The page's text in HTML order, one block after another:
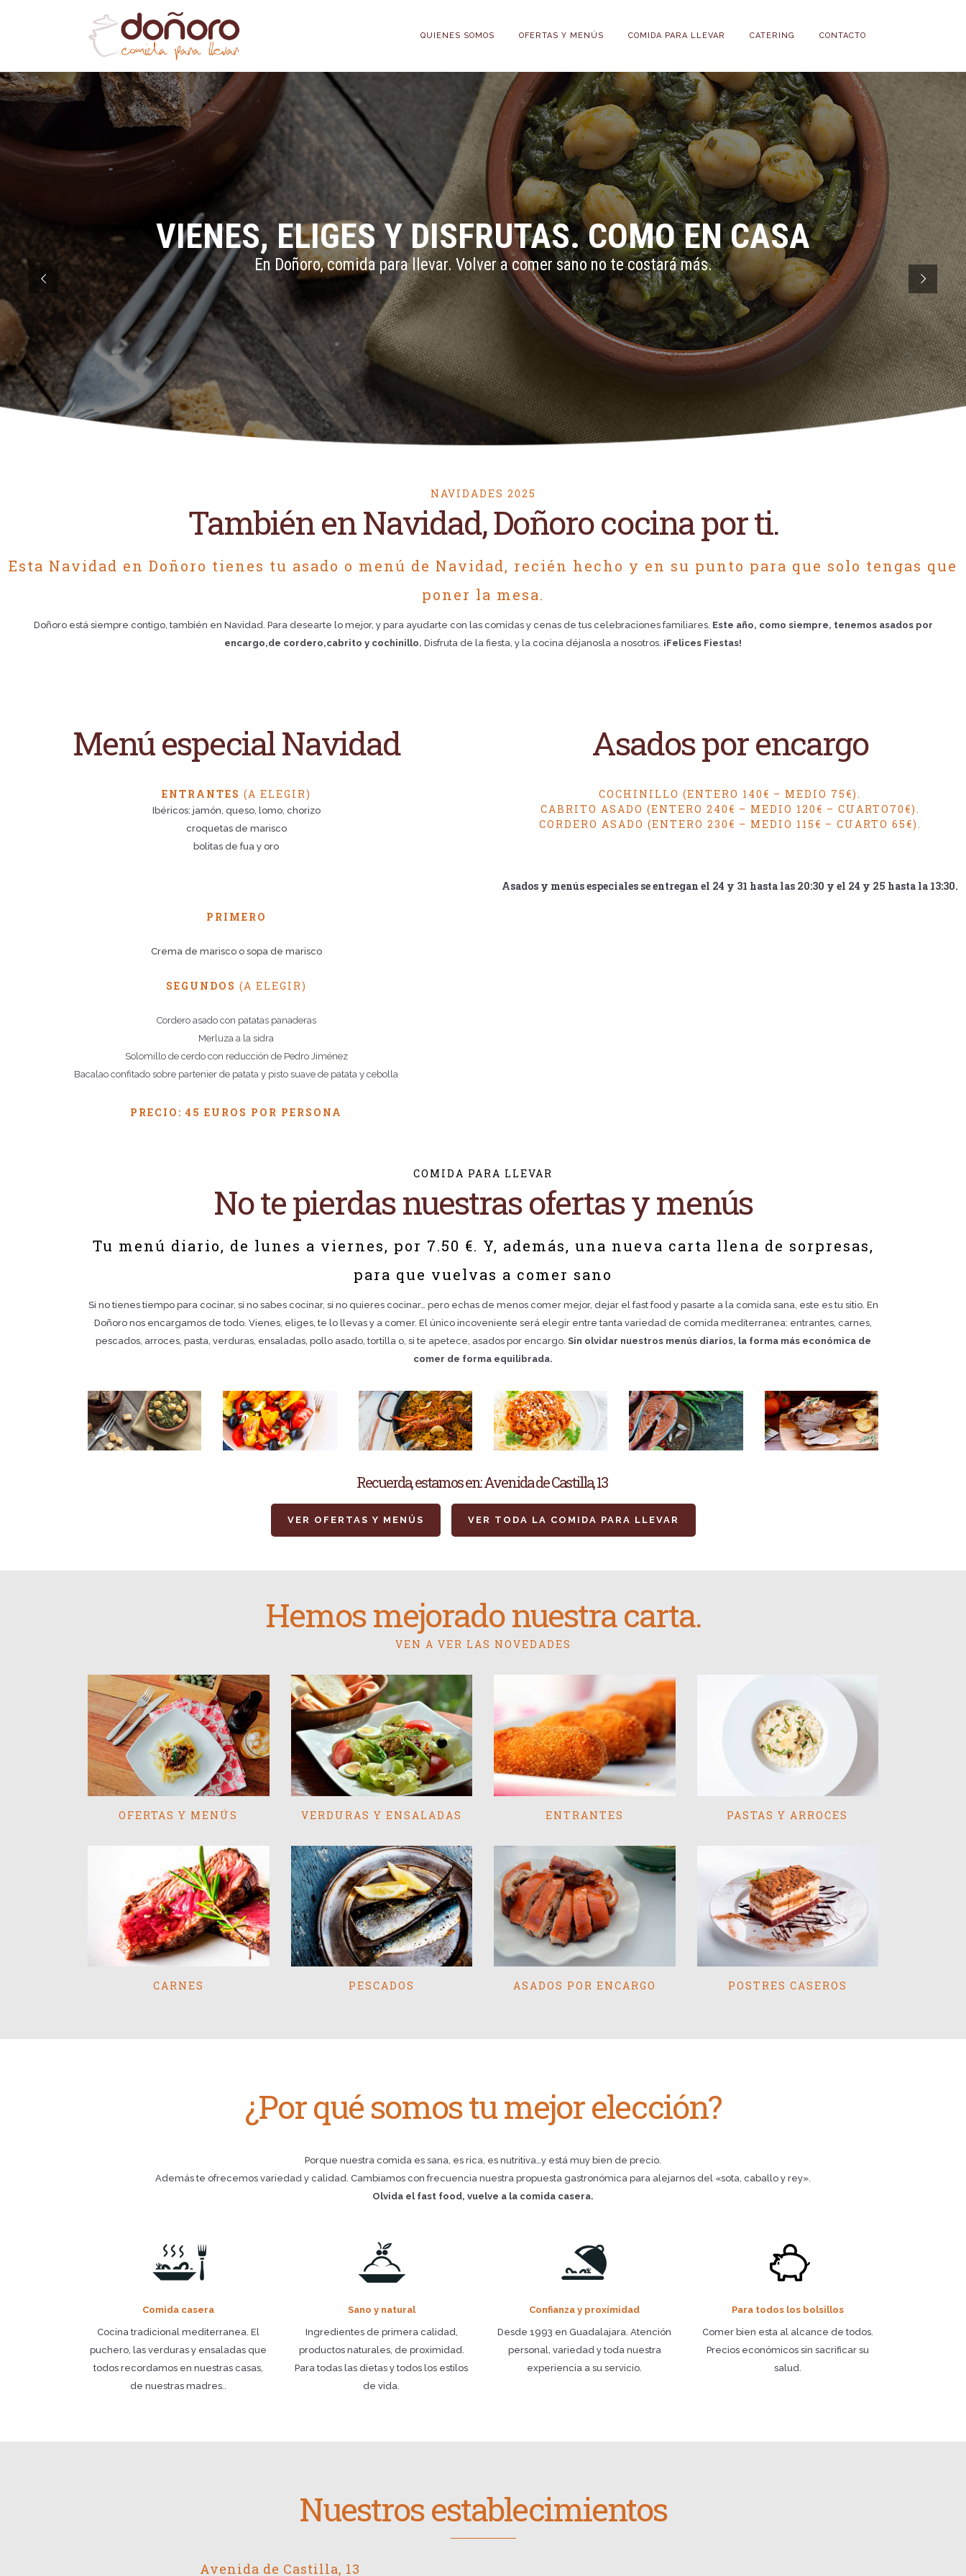
QUIENES SOMOS OFERTAS Y MENÚS COMIDA PARA LLEVAR CATERING CONTACTO
VIENES, ELIGES Y DISFRUTAS. COMO EN CASA
En Doñoro, comida para llevar. Volver a comer sano no te costará más.
NAVIDADES 2025
También en Navidad, Doñoro cocina por ti.
Esta Navidad en Doñoro tienes tu asado o menú de Navidad, recién hecho y en su punto para que solo tengas que
poner la mesa.
Doñoro está siempre contigo, también en Navidad. Para desearte lo mejor, y para ayudarte con las comidas y cenas de tus celebraciones familiares. Este año, como siempre, tenemos asados por
encargo,de cordero,cabrito y cochinillo. Disfruta de la fiesta, y la cocina déjanosla a nosotros. ¡Felices Fiestas!
Menú especial Navidad
ENTRANTES (A ELEGIR)
Ibéricos: jamón, queso, lomo, chorizo
croquetas de marisco
bolitas de fua y oro
PRIMERO
Crema de marisco o sopa de marisco
SEGUNDOS (A ELEGIR)
Cordero asado con patatas panaderas
Merluza a la sidra
Solomillo de cerdo con reducción de Pedro Jiménez
Bacalao confitado sobre partenier de patata y pisto suave de patata y cebolla
PRECIO: 45 EUROS POR PERSONA
Asados por encargo
COCHINILLO (ENTERO 140€ – MEDIO 75€).
CABRITO ASADO (ENTERO 240€ – MEDIO 120€ – CUARTO70€).
CORDERO ASADO (ENTERO 230€ – MEDIO 115€ – CUARTO 65€).
Asados y menús especiales se entregan el 24 y 31 hasta las 20:30 y el 24 y 25 hasta la 13:30.
COMIDA PARA LLEVAR
No te pierdas nuestras ofertas y menús
Tu menú diario, de lunes a viernes, por 7.50 €. Y, además, una nueva carta llena de sorpresas,
para que vuelvas a comer sano
Si no tienes tiempo para cocinar, si no sabes cocinar, si no quieres cocinar… pero echas de menos comer mejor, dejar el fast food y pasarte a la comida sana, este es tu sitio. En
Doñoro nos encargamos de todo. Vienes, eliges, te lo llevas y a comer. El único incoveniente será elegir entre tanta variedad de comida mediterranea: entrantes, carnes,
pescados, arroces, pasta, verduras, ensaladas, pollo asado, tortilla o, si te apetece, asados por encargo. Sin olvidar nuestros menús diarios, la forma más económica de
comer de forma equilibrada.
Recuerda, estamos en:Avenida de Castilla, 13
VER OFERTAS Y MENÚS VER TODA LA COMIDA PARA LLEVAR
Hemos mejorado nuestra carta.
VEN A VER LAS NOVEDADES
OFERTAS Y MENÚS VERDURAS Y ENSALADAS ENTRANTES PASTAS Y ARROCES
CARNES PESCADOS ASADOS POR ENCARGO POSTRES CASEROS
¿Por qué somos tu mejor elección?
Porque nuestra comida es sana, es rica, es nutritiva…y está muy bien de precio.
Además te ofrecemos variedad y calidad. Cambiamos con frecuencia nuestra propuesta gastronómica para alejarnos del «sota, caballo y rey».
Olvida el fast food, vuelve a la comida casera.
Comida casera
Cocina tradicional mediterranea. El
puchero, las verduras y ensaladas que
todos recordamos en nuestras casas,
de nuestras madres..
Sano y natural
Ingredientes de primera calidad,
productos naturales, de proximidad.
Para todas las dietas y todos los estilos
de vida.
Confianza y proxímidad
Desde 1993 en Guadalajara. Atención
personal, variedad y toda nuestra
experiencia a su servicio.
Para todos los bolsillos
Comer bien esta al alcance de todos.
Precios económicos sin sacrificar su
salud.
Nuestros establecimientos
Avenida de Castilla, 13